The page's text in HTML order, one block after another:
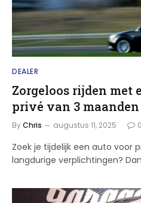
DEALER
Zorgeloos rijden met
privé van 3
ByChris augustus 11, 2025 0
Zoek je tijdelijk een auto voor
langdurige verplichtingen?